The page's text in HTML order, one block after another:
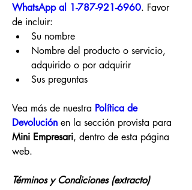
WhatsApp al 1-787-921-6960. Favor
de incluir:
Su nombre
Nombre del producto o servicio,
adquirido o por adquirir
Sus preguntas
Vea más de nuestra Política de
Devolución en la sección provista para
Mini Empresari, dentro de esta página
web.
Términos y Condiciones (extracto)